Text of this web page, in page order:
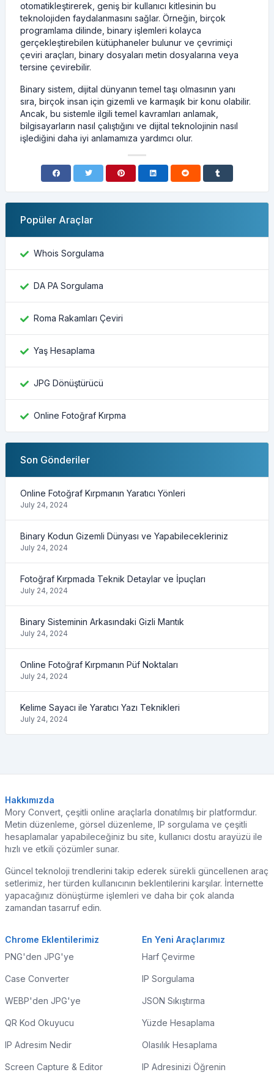
otomatikleştirerek, geniş bir kullanıcı kitlesinin bu
teknolojiden faydalanmasını sağlar. Örneğin, birçok
programlama dilinde, binary işlemleri kolayca
gerçekleştirebilen kütüphaneler bulunur ve çevrimiçi
çeviri araçları, binary dosyaları metin dosyalarına veya
tersine çevirebilir.
Binary sistem, dijital dünyanın temel taşı olmasının yanı
sıra, birçok insan için gizemli ve karmaşık bir konu olabilir.
Ancak, bu sistemle ilgili temel kavramları anlamak,
bilgisayarların nasıl çalıştığını ve dijital teknolojinin nasıl
işlediğini daha iyi anlamamıza yardımcı olur.
Popüler Araçlar
Whois Sorgulama
DA PA Sorgulama
Roma Rakamları Çeviri
Yaş Hesaplama
JPG Dönüştürücü
Online Fotoğraf Kırpma
Son Gönderiler
Online Fotoğraf Kırpmanın Yaratıcı Yönleri
July 24, 2024
Binary Kodun Gizemli Dünyası ve Yapabilecekleriniz
July 24, 2024
Fotoğraf Kırpmada Teknik Detaylar ve İpuçları
July 24, 2024
Binary Sisteminin Arkasındaki Gizli Mantık
July 24, 2024
Online Fotoğraf Kırpmanın Püf Noktaları
July 24, 2024
Kelime Sayacı ile Yaratıcı Yazı Teknikleri
July 24, 2024
Hakkımızda
Mory Convert, çeşitli online araçlarla donatılmış bir platformdur.
Metin düzenleme, görsel düzenleme, IP sorgulama ve çeşitli
hesaplamalar yapabileceğiniz bu site, kullanıcı dostu arayüzü ile
hızlı ve etkili çözümler sunar.
Güncel teknoloji trendlerini takip ederek sürekli güncellenen araç
setlerimiz, her türden kullanıcının beklentilerini karşılar. İnternette
yapacağınız dönüştürme işlemleri ve daha bir çok alanda
zamandan tasarruf edin.
Chrome Eklentilerimiz
PNG'den JPG'ye
Case Converter
WEBP'den JPG'ye
QR Kod Okuyucu
IP Adresim Nedir
Screen Capture & Editor
En Yeni Araçlarımız
Harf Çevirme
IP Sorgulama
JSON Sıkıştırma
Yüzde Hesaplama
Olasılık Hesaplama
IP Adresinizi Öğrenin